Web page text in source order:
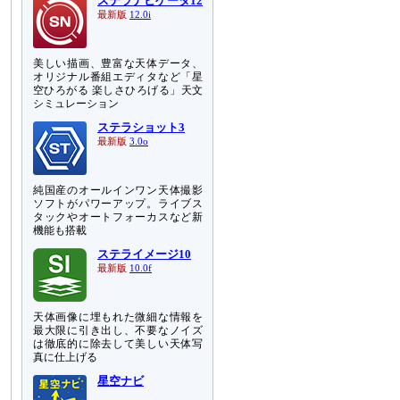
最新版 12.0i
美しい描画、豊富な天体データ、
オリジナル番組エディタなど「星
空ひろがる 楽しさひろげる」天文
シミュレーション
ステラショット3
最新版 3.0o
純国産のオールインワン天体撮影
ソフトがパワーアップ。ライブス
タックやオートフォーカスなど新
機能も搭載
ステライメージ10
最新版 10.0f
天体画像に埋もれた微細な情報を
最大限に引き出し、不要なノイズ
は徹底的に除去して美しい天体写
真に仕上げる
星空ナビ